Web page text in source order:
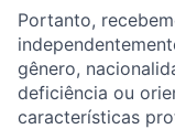
Portanto,
gênero,
deficiência ou
características